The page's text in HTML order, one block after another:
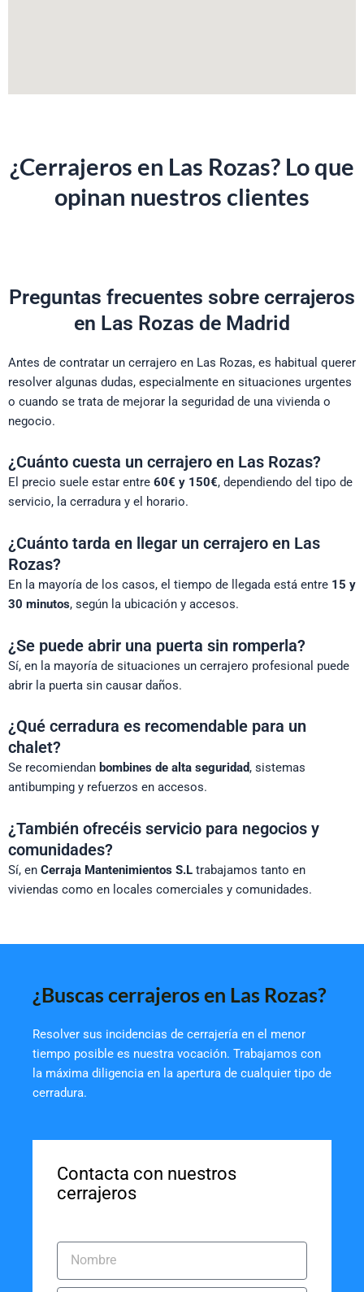
¿Cerrajeros en Las Rozas? Lo que
opinan nuestros clientes
Preguntas frecuentes sobre cerrajeros
en Las Rozas de Madrid
Antes de contratar un cerrajero en Las Rozas, es habitual querer
resolver algunas dudas, especialmente en situaciones urgentes
o cuando se trata de mejorar la seguridad de una vivienda o
negocio.
¿Cuánto cuesta un cerrajero en Las Rozas?
El precio suele estar entre 60€ y 150€, dependiendo del tipo de
servicio, la cerradura y el horario.
¿Cuánto tarda en llegar un cerrajero en Las
Rozas?
En la mayoría de los casos, el tiempo de llegada está entre 15 y
30 minutos, según la ubicación y accesos.
¿Se puede abrir una puerta sin romperla?
Sí, en la mayoría de situaciones un cerrajero profesional puede
abrir la puerta sin causar daños.
¿Qué cerradura es recomendable para un
chalet?
Se recomiendan bombines de alta seguridad, sistemas
antibumping y refuerzos en accesos.
¿También ofrecéis servicio para negocios y
comunidades?
Sí, en Cerraja Mantenimientos S.L trabajamos tanto en
viviendas como en locales comerciales y comunidades.
¿Buscas cerrajeros en Las Rozas?
Resolver sus incidencias de cerrajería en el menor
tiempo posible es nuestra vocación. Trabajamos con
la máxima diligencia en la apertura de cualquier tipo de
cerradura.
Contacta con nuestros
cerrajeros